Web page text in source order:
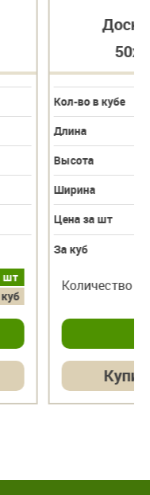
шт
куб
Кол-во в кубе
Длина
Высота
Ширина
Цена за шт
За куб
Количество